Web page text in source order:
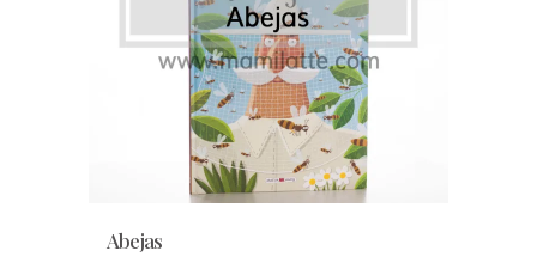
Abejas